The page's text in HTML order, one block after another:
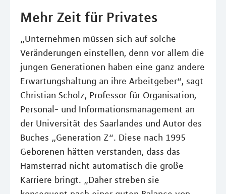
Mehr Zeit für Privates
„Unternehmen müssen sich auf solche
Veränderungen einstellen, denn vor allem die
jungen Generationen haben eine ganz andere
Erwartungshaltung an ihre Arbeitgeber“, sagt
Christian Scholz, Professor für Organisation,
Personal- und Informationsmanagement an
der Universität des Saarlandes und Autor des
Buches „Generation Z“. Diese nach 1995
Geborenen hätten verstanden, dass das
Hamsterrad nicht automatisch die große
Karriere bringt. „Daher streben sie